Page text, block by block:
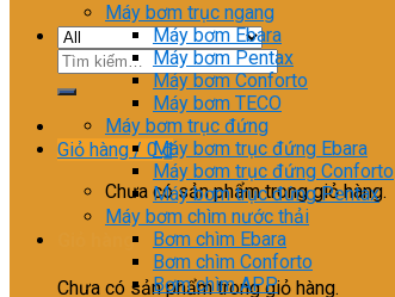
Tìm
Giỏ hàng / 0₫
Chưa có sản phẩm trong giỏ hàng.
Giỏ hàng
Chưa có sản phẩm trong giỏ hàng.
Máy bơm trục ngang
Máy bơm Ebara
Máy bơm Pentax
Máy bơm Conforto
Máy bơm TECO
Máy bơm trục đứng
Máy bơm trục đứng Ebara
Máy bơm trục đứng Conforto
Máy bơm trục đứng Pentax
Máy bơm chìm nước thải
Bơm chìm Ebara
Bơm chìm Conforto
Bơm chìm APP